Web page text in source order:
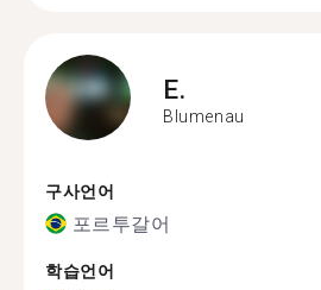
E.
Blumenau
구사언어
포르투갈어
학습언어